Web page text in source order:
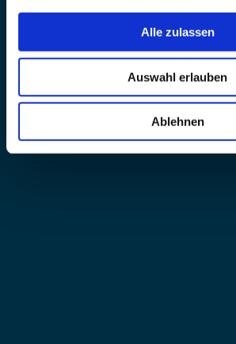
Alle zulassen
Auswahl erlauben
Ablehnen